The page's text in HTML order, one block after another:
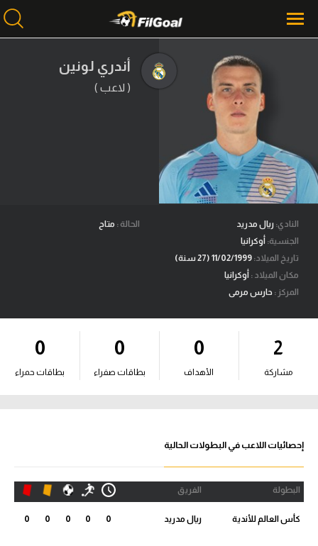
محتوى إخباري
الرئيسية
أخبار
مباريات
ميركاتو
فانتازي في الجول
مسابقة التوقعات
فيديوهات
آراء حرة
ركن الألعاب
الدوري المصري
الدوري الإنجليزي الممتاز
أندري لونين
( لاعب )
النادي: ريال مدريد
الجنسية: أوكرانيا
تاريخ الميلاد:
مكان الميلاد : أوكرانيا
المركز : حارس مرمى
الحالة : متاح
2
مشاركة
0
الأهداف
0
بطاقات صفراء
0
بطاقات حمراء
إحصائيات اللاعب في البطولات الحالية
البطولة الفريق
كأس العالم للأندية ريال مدريد 0
0
0
0
0